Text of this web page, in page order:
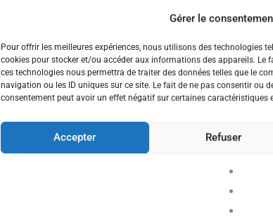
Gérer le
Pour offrir les meilleures expériences, nous utilisons des technologies
cookies pour stocker et/ou accéder aux informations des appareils. Le
ces technologies nous permettra de traiter des données telles que le
navigation ou les ID uniques sur ce site. Le fait de ne pas consentir ou
consentement peut avoir un effet négatif sur certaines caractéristiques
Accepter Refuser